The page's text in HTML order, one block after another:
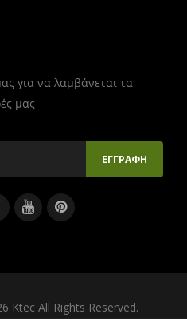
για να λαμβάνεται τα
μας
Ktec All Rights Reserved.